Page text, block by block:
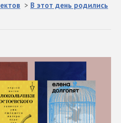
> В этот день родились